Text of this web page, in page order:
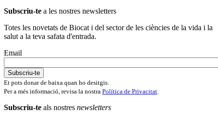
Subscriu-te a les nostres newsletters
Totes les novetats de Biocat i del sector de les ciències de la vida i la
salut a la teva safata d'entrada.
Email
Et pots donar de baixa quan ho desitgis.
Per a més informació, revisa la nostra Política de Privacitat.
Subscriu-te als nostres newsletters